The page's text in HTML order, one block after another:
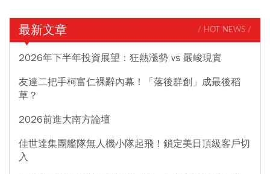
最新文章 / HOT NEWS /
2026年下半年投資展望：狂熱漲勢 vs 嚴峻現實
友達二把手柯富仁裸辭內幕！「落後群創」成最後稻
草？
2026前進大南方論壇
佳世達集團艦隊無人機小隊起飛！鎖定美日頂級客戶切
入